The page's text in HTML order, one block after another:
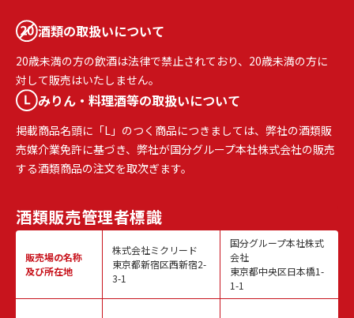
酒類の取扱いについて
20歳未満の方の飲酒は法律で禁止されており、20歳未満の方に
対して販売はいたしません。
みりん・料理酒等の取扱いについて
掲載商品名頭に「L」のつく商品につきましては、弊社の酒類販
売媒介業免許に基づき、弊社が国分グループ本社株式会社の販売
する酒類商品の注文を取次ぎます。
酒類販売管理者標識
販売場の名称
及び所在地
株式会社ミクリード
東京都新宿区西新宿2-
3-1
国分グループ本社株式
会社
東京都中央区日本橋1-
1-1